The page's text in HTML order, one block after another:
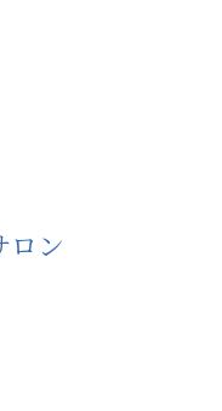
ロン